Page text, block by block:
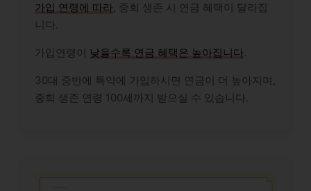
가입 연령에 따라, 중회 생존 시 연금 혜택이 달라집
니다.
가입연령이 낮을수록 연금 혜택은 높아집니다.
30대 중반에 특약에 가입하시면 연금이 더 높아지며,
중회 생존 연령 100세까지 받으실 수 있습니다.